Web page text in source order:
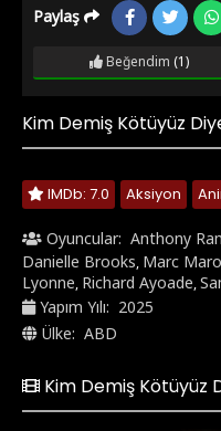
Paylaş
Beğendim (1)
Kim Demiş Kötüyüz
IMDb: 7.0 Aksiyon
Oyuncular: Anthony
Danielle Brooks, Marc
Lyonne, Richard Ayoade,
Yapım Yılı: 2025
Ülke: ABD
Kim Demiş Kötüyüz